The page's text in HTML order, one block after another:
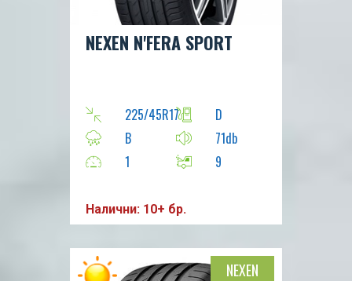
NEXEN N'FERA SPORT
225/45R17
D
B
71db
1
9
Налични: 10+ бр.
NEXEN